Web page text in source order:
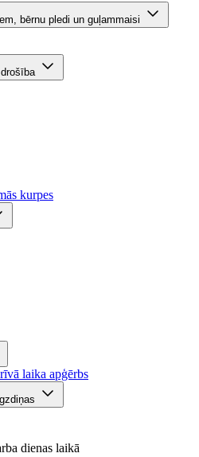
bērnu pledi un guļammaisi
kurpes
laika apģērbs
dienas laikā